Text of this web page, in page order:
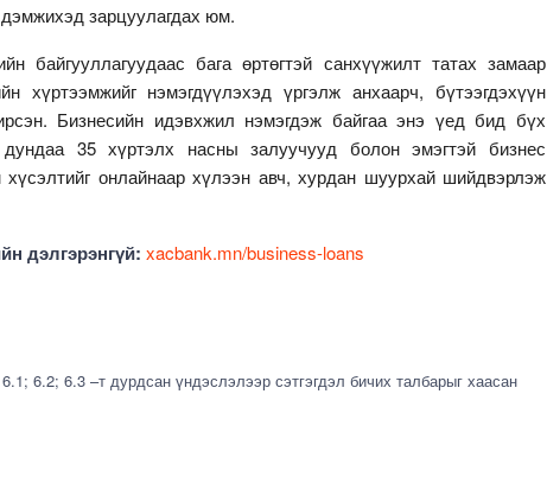
зарцуулагдах юм.
байгууллагуудаас бага өртөгтэй санхүүжилт татах замаар
хүртээмжийг нэмэгдүүлэхэд үргэлж анхаарч, бүтээгдэхүүн
Бизнесийн идэвхжил нэмэгдэж байгаа энэ үед бид бүх
35 хүртэлх насны залуучууд болон эмэгтэй бизнес
хүсэлтийг онлайнаар хүлээн авч, хурдан шуурхай шийдвэрлэж
дэлгэрэнгүй: xacbank.mn/business-loans
6.2; 6.3 –т дурдсан үндэслэлээр сэтгэгдэл бичих талбарыг хаасан